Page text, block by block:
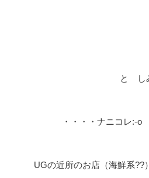
と し
・・・・ナニコレ
UGの近所のお店（海鮮系